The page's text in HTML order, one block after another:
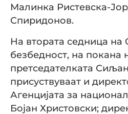
Малинка Ристевска-
Спиридонов.
На втората седница на
безбедност, на покана
претседателката
присуствуваат и
Агенцијата за
Бојан Христовски;